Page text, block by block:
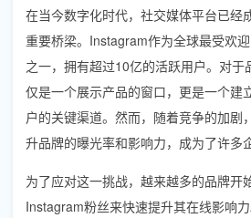
在当今数字化时代，社交媒体平台已经
重要桥梁。Instagram作为全球最受欢
之一，拥有超过10亿的活跃用户。对
仅是一个展示产品的窗口，更是一个建
户的关键渠道。然而，随着竞争的加剧
升品牌的曝光率和影响力，成为了许多
为了应对这一挑战，越来越多的品牌开
Instagram粉丝来快速提升其在线影响